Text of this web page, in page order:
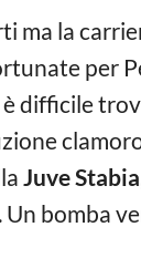
ma la
per
è difficile
Juve Stabia
bomba